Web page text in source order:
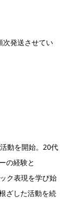
次発送させてい
動を開始。20代
の経験と
ク表現を学び始
ざした活動を続